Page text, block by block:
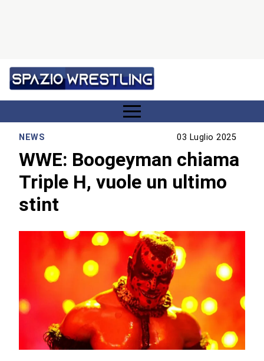
NEWS 03 Luglio 2025
WWE: Boogeyman chiama
Triple H, vuole un ultimo
stint